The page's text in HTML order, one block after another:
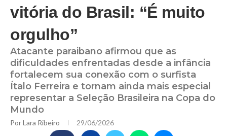
vitória do Brasil: “É muito
orgulho”
Atacante paraibano afirmou que as
dificuldades enfrentadas desde a infância
fortalecem sua conexão com o surfista
Ítalo Ferreira e tornam ainda mais especial
representar a Seleção Brasileira na Copa do
Mundo
PorLara Ribeiro 29/06/2026